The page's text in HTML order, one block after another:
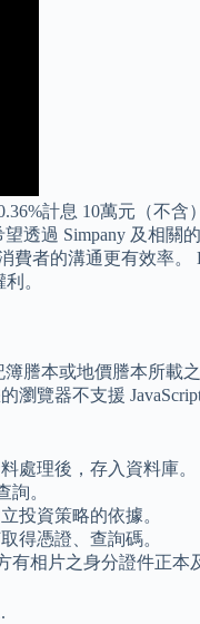
計息 10萬元（不
透過 Simpany 及相關
者的溝通更有效率。
。
謄本或地價謄本所載
覽器不支援
處理後，存入資料庫。
。
投資策略的依據。
得憑證、查詢碼。
相片之身分證件正本